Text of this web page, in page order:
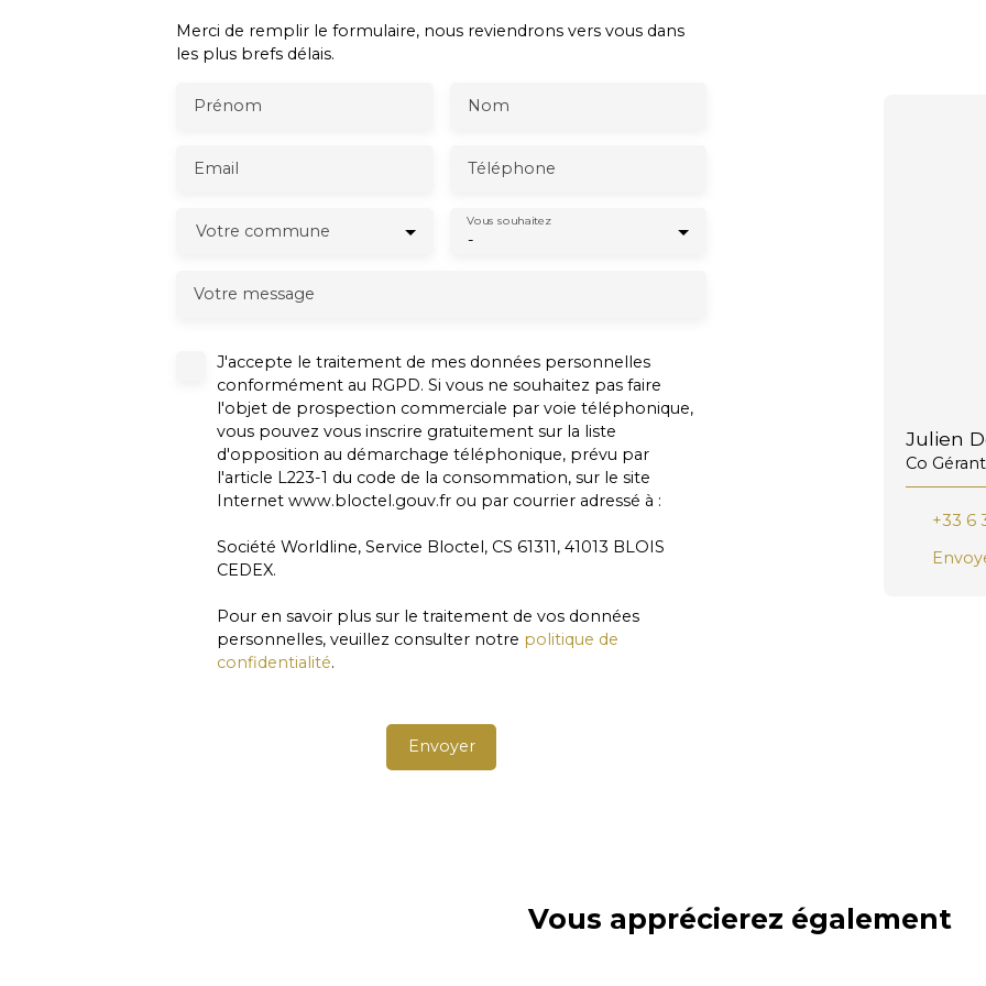
Merci de remplir le formulaire, nous reviendrons vers vous dans
les plus brefs délais.
Prénom Nom
Email Téléphone
Votre commune -
Vous souhaitez
Votre message
J'accepte le traitement de mes données personnelles
conformément au RGPD. Si vous ne souhaitez pas faire
l'objet de prospection commerciale par voie téléphonique,
vous pouvez vous inscrire gratuitement sur la liste
d'opposition au démarchage téléphonique, prévu par
l'article L223-1 du code de la consommation, sur le site
Internet www.bloctel.gouv.fr ou par courrier adressé à :
Société Worldline, Service Bloctel, CS 61311, 41013 BLOIS
CEDEX.
Pour en savoir plus sur le traitement de vos données
personnelles, veuillez consulter notre politique de
confidentialité.
Envoyer
Julien
Co Gérant
+33 6
Vous apprécierez également